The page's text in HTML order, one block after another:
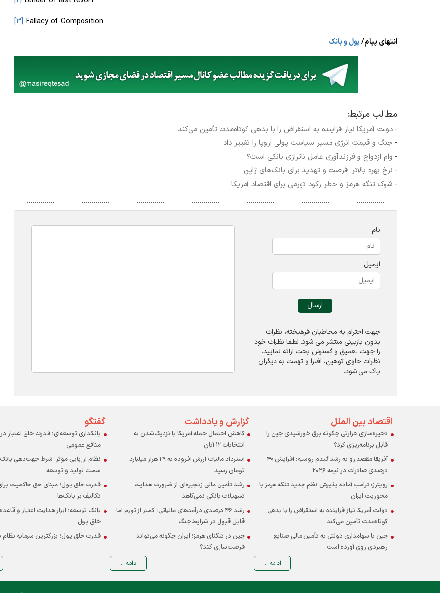
[۳] Fallacy of Composition
انتهای پیام/پول و بانک
مطالب مرتبط:
- دولت آمریکا نیاز فزاینده به استقراض را با بدهی کوتاه‌مدت تأمین می‌کند
- جنگ و قیمت انرژی مسیر سیاست پولی اروپا را تغییر داد
- وام ازدواج و فرزندآوری عامل ناترازی بانکی است؟
- نرخ بهره بالاتر؛ فرصت و تهدید برای بانک‌های ژاپن
- شوک تنگه هرمز و خطر رکود تورمی برای اقتصاد آمریکا
نام
ایمیل
جهت احترام به مخاطبان فرهیخته، نظرات
بدون بازبینی منتشر می شود. لطفا نظرات خود
را جهت تعميق و گسترش بحث ارائه نمایید.
نظرات حاوی توهين، افترا و تهمت به ديگران
پاک می شود.
گفتگو
بانکداری توسعه‌ای؛ قدرت خلق اعتبار
منافع عمومی
نظام ارزیابی مؤثر؛ شرط جهت‌دهی
سمت تولید و توسعه
قدرت خلق پول؛ مبنای حق حاکمیت
تکالیف بر بانک‌ها
بانک توسعه؛ ابزار هدایت اعتبار و
خلق پول
قدرت خلق پول؛ بزرگترین سرمایه نظام
گزارش و یادداشت
کاهش احتمال حمله آمریکا با نزدیک‌شدن به
انتخابات ۱۲ آبان
استرداد مالیات ارزش افزوده به ۲۹ هزار میلیارد
تومان رسید
رشد تأمین مالی زنجیره‌ای از ضرورت هدایت
تسهیلات بانکی نمی‌کاهد
رشد ۴۶ درصدی درآمدهای مالیاتی؛ کمتر از تورم اما
قابل قبول در شرایط جنگ
چین در تنگنای هرمز؛ ایران چگونه می‌تواند
فرصت‌سازی کند؟
ادامه ...
اقتصاد بین الملل
ذخیره‌سازی حرارتی چگونه برق خورشیدی چین را
قابل برنامه‌ریزی کرد؟
آفریقا مقصد رو به رشد گندم روسیه؛ افزایش ۴۰
درصدی صادرات در نیمه ۲۰۲۶
رویترز: ترامپ آماده پذیرش نظم جدید تنگه هرمز با
محوریت ایران
دولت آمریکا نیاز فزاینده به استقراض را با بدهی
کوتاه‌مدت تأمین می‌کند
چین با سهامداری دولتی به تأمین مالی صنایع
راهبردی روی آورده است
ادامه ...